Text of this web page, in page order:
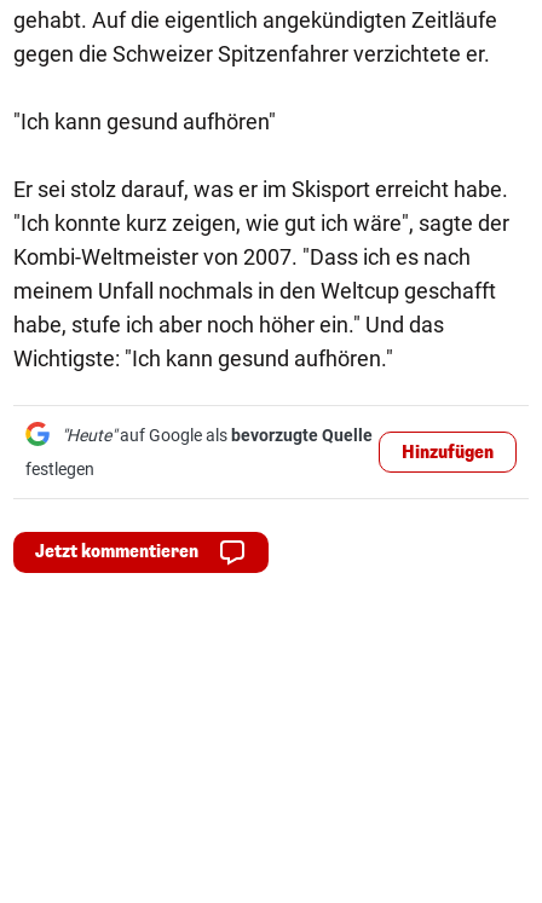
gehabt. Auf die eigentlich angekündigten Zeitläufe
gegen die Schweizer Spitzenfahrer verzichtete er.
"Ich kann gesund aufhören"
Er sei stolz darauf, was er im Skisport erreicht habe.
"Ich konnte kurz zeigen, wie gut ich wäre", sagte der
Kombi-Weltmeister von 2007. "Dass ich es nach
meinem Unfall nochmals in den Weltcup geschafft
habe, stufe ich aber noch höher ein." Und das
Wichtigste: "Ich kann gesund aufhören."
"Heute"auf Google als bevorzugte Quelle
festlegen
Hinzufügen
Jetzt kommentieren